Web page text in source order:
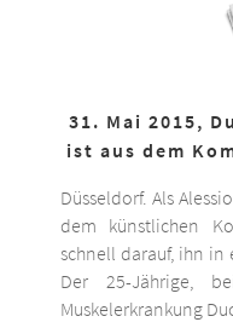
31. Mai 2015,
ist aus dem
Düsseldorf. Als
dem künstlichen
schnell darauf, ihn in
Der 25-Jährige,
Muskelerkrankung